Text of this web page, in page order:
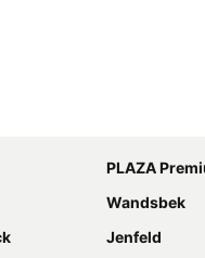
PLAZA
Wandsbek
Jenfeld